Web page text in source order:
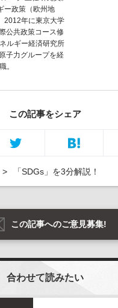
ー政策（欧州地
2012年に東京大学
公共政策コース修
ルギー経済研究所
子力グループを経
。
この記事をシェア
「SDGs」を3分解説！
この記事へのご意見募集!
合わせて読みたい